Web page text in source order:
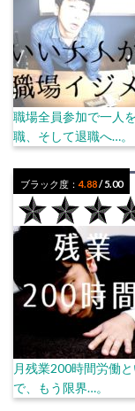
職場全員参加で一人
職、そして退職へ…。
ブラック度：4.88/ 5.00
月残業200時間労働
で、もう限界…。